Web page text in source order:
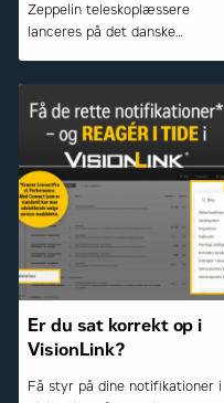
teleskoplæssere
Zeppelin teleskoplæssere
lanceres på det danske
Er du sat korrekt op i
VisionLink?
Få styr på dine notifikationer i